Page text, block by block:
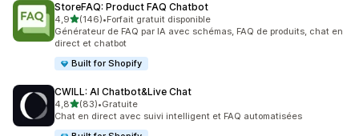
StoreFAQ: Product FAQ Chatbot
4,9étoile(s) sur 5
(146)
146 avis au total
•Forfait gratuit disponible
Générateur de FAQ par IA avec schémas, FAQ de produits, chat en
direct et chatbot
Built for Shopify
CWILL: AI Chatbot&Live Chat
4,8étoile(s) sur 5
(83)
83 avis au total
•Gratuite
Chat en direct avec suivi intelligent et FAQ automatisées